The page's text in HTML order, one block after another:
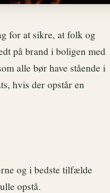
for at sikre, at folk og
på brand i boligen med
alle bør have stående i
hvis der opstår en
og i bedste tilfælde
opstå.